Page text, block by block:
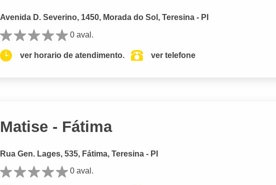
Avenida D. Severino, 1450, Morada do Sol, Teresina - PI
0 aval.
ver horario de atendimento. ver telefone
Matise - Fátima
Rua Gen. Lages, 535, Fátima, Teresina - PI
0 aval.